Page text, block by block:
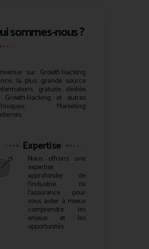
sommes-nous ?
sur Growth Hacking
la plus grande source
gratuite dédiée
Growth Hacking et autres
Marketing
Expertise
Nous offrons une
expertise
approfondie de
l’industrie de
l’assurance pour
vous aider à mieux
comprendre les
enjeux et les
opportunités.